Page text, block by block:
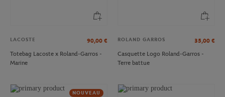
LACOSTE 90,00 €
Totebag Lacoste x Roland-Garros -
Marine
ROLAND GARROS 35,00 €
Casquette Logo Roland-Garros -
Terre battue
NOUVEAU